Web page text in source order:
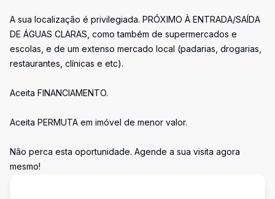
A sua localização é privilegiada. PRÓXIMO À ENTRADA/SAÍDA
DE ÁGUAS CLARAS, como também de supermercados e
escolas, e de um extenso mercado local (padarias, drogarias,
restaurantes, clínicas e etc).
Aceita FINANCIAMENTO.
Aceita PERMUTA em imóvel de menor valor.
Não perca esta oportunidade. Agende a sua visita agora
mesmo!